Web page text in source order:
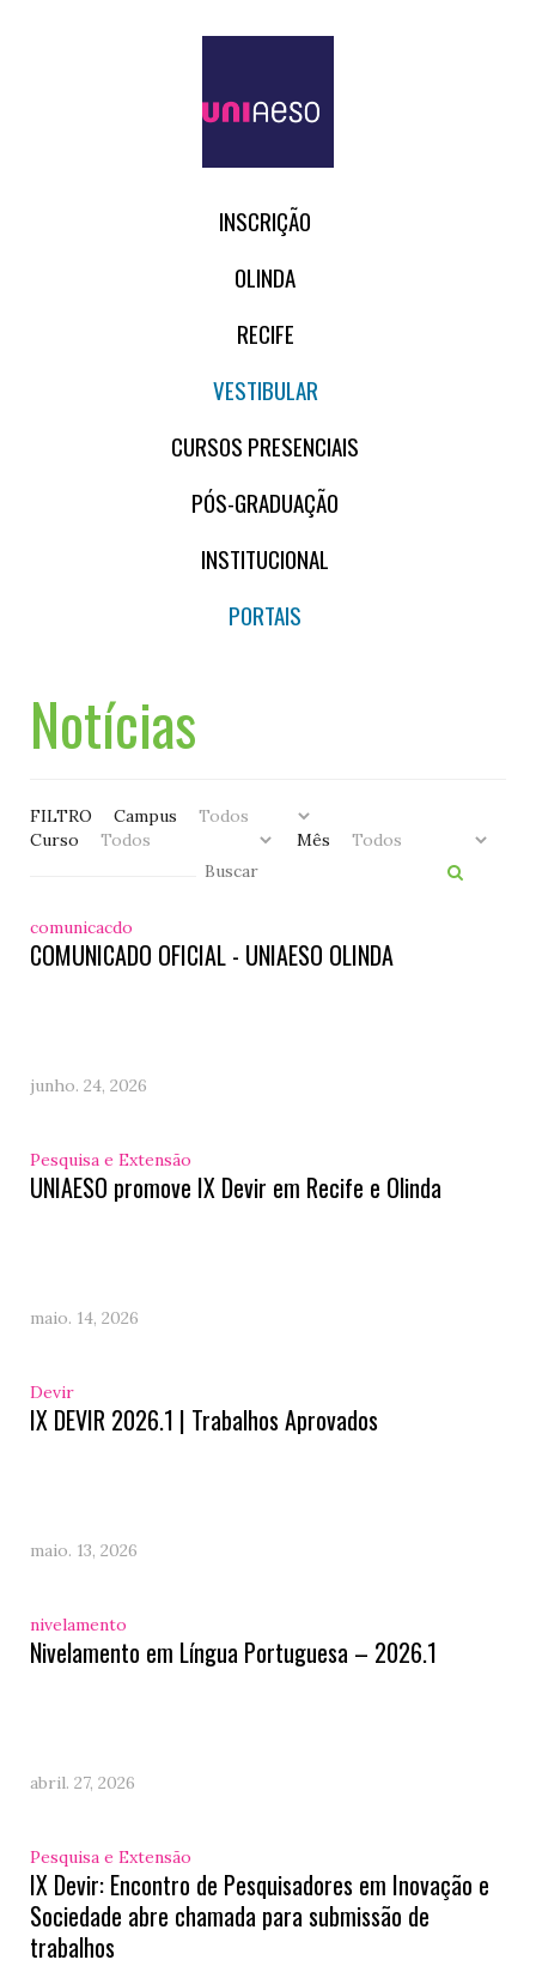
INSCRIÇÃO
OLINDA
RECIFE
VESTIBULAR
CURSOS PRESENCIAIS
PÓS-GRADUAÇÃO
INSTITUCIONAL
PORTAIS
Notícias
FILTRO
Campus
Curso
Mês
comunicacdo
COMUNICADO OFICIAL - UNIAESO OLINDA
junho. 24, 2026
Pesquisa e Extensão
UNIAESO promove IX Devir em Recife e Olinda
maio. 14, 2026
Devir
IX DEVIR 2026.1 | Trabalhos Aprovados
maio. 13, 2026
nivelamento
Nivelamento em Língua Portuguesa – 2026.1
abril. 27, 2026
Pesquisa e Extensão
IX Devir: Encontro de Pesquisadores em Inovação e
Sociedade abre chamada para submissão de
trabalhos